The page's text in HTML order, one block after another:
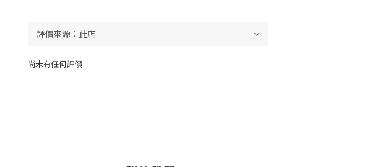
尚未有任何評價